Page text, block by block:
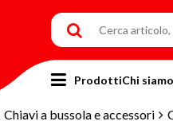
Chiavi a bussola e accessori
ProdottiChi siamo